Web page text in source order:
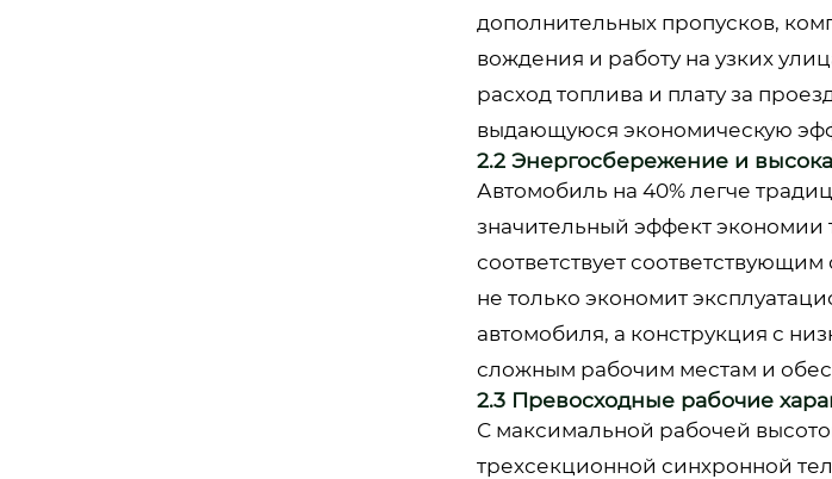
дополнительных пропусков,
вождения и работу на узких
расход топлива и плату за
выдающуюся экономическую
2.2 Энергосбережение и
Автомобиль на 40% легче
значительный эффект экономии
соответствует
не только экономит
автомобиля, а конструкция с
сложным рабочим местам и
2.3 Превосходные рабочие
С максимальной рабочей
трехсекционной синхронной